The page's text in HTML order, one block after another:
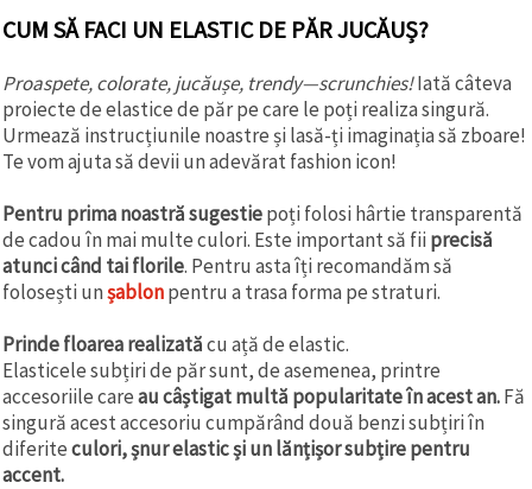
CUM SĂ FACI UN ELASTIC DE PĂR JUCĂUȘ?
Proaspete, colorate, jucăușe, trendy—scrunchies!Iată câteva
proiecte de elastice de păr pe care le poți realiza singură.
Urmează instrucțiunile noastre și lasă-ți imaginația să zboare!
Te vom ajuta să devii un adevărat fashion icon!
Pentru prima noastră sugestiepoți folosi hârtie transparentă
de cadou în mai multe culori. Este important să fii precisă
atunci când tai florile. Pentru asta îți recomandăm să
folosești unșablonpentru a trasa forma pe straturi.
Prinde floarea realizatăcu ață de elastic.
Elasticele subțiri de păr sunt, de asemenea, printre
accesoriile careau câștigat multă popularitate în acest an.Fă
singură acest accesoriu cumpărând două benzi subțiri în
diferiteculori, șnur elastic și un lănțișor subțire pentru
accent.